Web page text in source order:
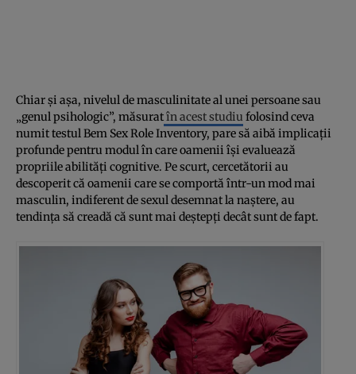
Chiar și așa, nivelul de masculinitate al unei persoane sau
„genul psihologic”, măsuratîn acest studiu folosind ceva
numit testul Bem Sex Role Inventory, pare să aibă implicații
profunde pentru modul în care oamenii își evaluează
propriile abilități cognitive. Pe scurt, cercetătorii au
descoperit că oamenii care se comportă într-un mod mai
masculin, indiferent de sexul desemnat la naștere, au
tendința să creadă că sunt mai deștepți decât sunt de fapt.